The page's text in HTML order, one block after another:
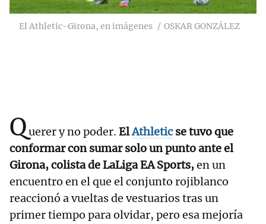
El Athletic-Girona, en imágenes OSKAR GONZÁLEZ
Querer y no poder. ElAthleticse tuvo que
conformar con sumar solo un punto ante el
Girona, colista de LaLiga EA Sports,en un
encuentro en el que el conjunto rojiblanco
reaccionó a vueltas de vestuarios tras un
primer tiempo para olvidar, pero esa mejoría